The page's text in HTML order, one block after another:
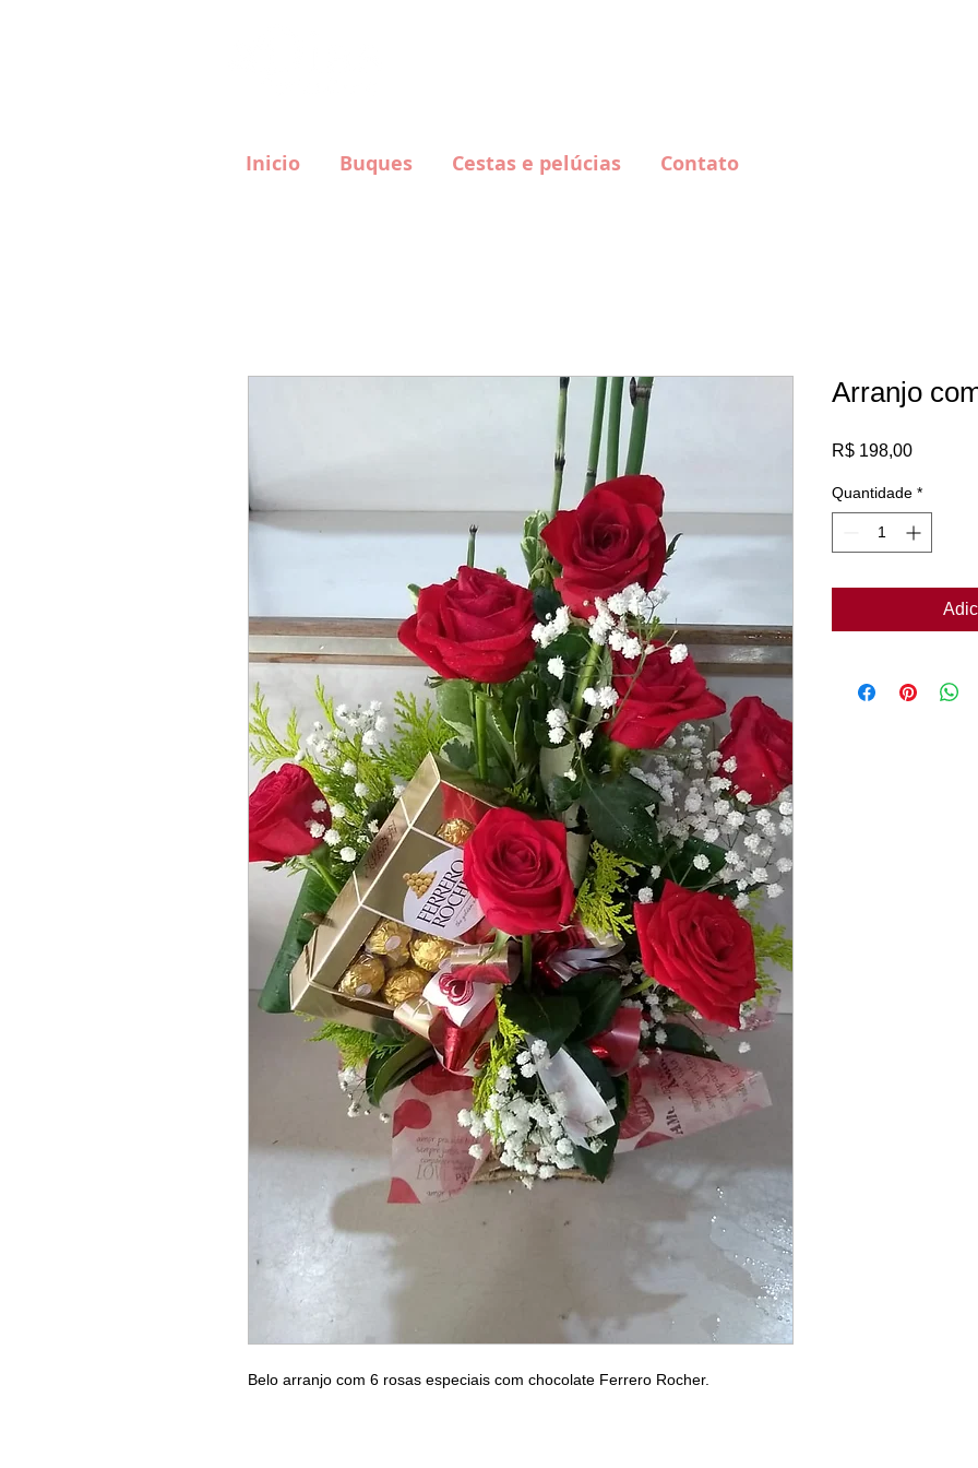
Inicio Buques Cestas e pelúcias Contato
Belo arranjo com 6 rosas especiais com chocolate Ferrero Rocher.
Arranjo
R$ 198,00Preço
Quantidade *